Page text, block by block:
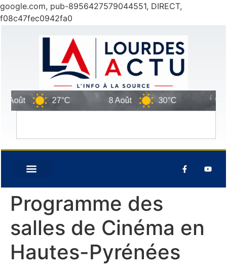
google.com, pub-8956427579044551, DIRECT,
f08c47fec0942fa0
Août 27°C 8 Août 30°C 9
Programme des
salles de Cinéma en
Hautes-Pyrénées